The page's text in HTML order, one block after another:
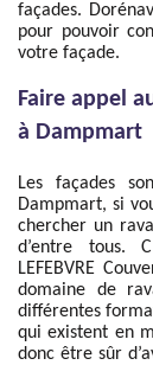
façades.
pour pouvoir
votre façade.
Faire appel
à Dampmart
Les façades
Dampmart, si
chercher un
d’entre tous.
LEFEBVRE
domaine de
différentes
qui existent en
donc être sûr